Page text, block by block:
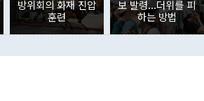
언 내용은 대부분 국가안전보장회의(NSC)
관의 개인적 생각에 가깝다"며 "안보 관
이 아닌 사안을 추진하겠다고 업무보고를
수권자가 나서야 한다'고 주장한 것은 심각
식을 중심으로 35억6000만달러 증가했
방위회의 화재 진압
훈련
보 발령...더위를 피
하는 방법